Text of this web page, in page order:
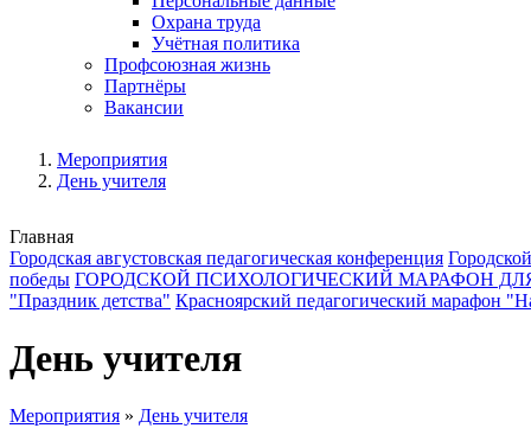
Охрана труда
Учётная политика
Профсоюзная жизнь
Партнёры
Вакансии
Мероприятия
День учителя
Главная
Городская августовская педагогическая конференция
победы ГОРОДСКОЙ ПСИХОЛОГИЧЕСКИЙ МАРАФОН
"Праздник детства" Красноярский педагогический марафон
День учителя
Мероприятия » День учителя